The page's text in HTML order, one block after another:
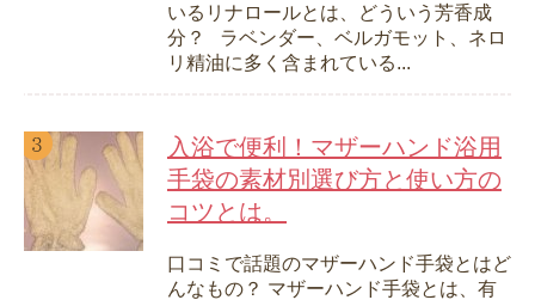
いるリナロールとは、どういう芳香成
分？ ラベンダー、ベルガモット、ネロ
リ精油に多く含まれている...
入浴で便利！マザーハンド浴用
手袋の素材別選び方と使い方の
コツとは。
口コミで話題のマザーハンド手袋とはど
んなもの？ マザーハンド手袋とは、有